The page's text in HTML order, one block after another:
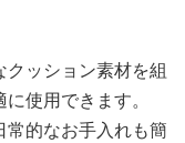
ッション素材を組
使用できます。
的なお手入れも簡